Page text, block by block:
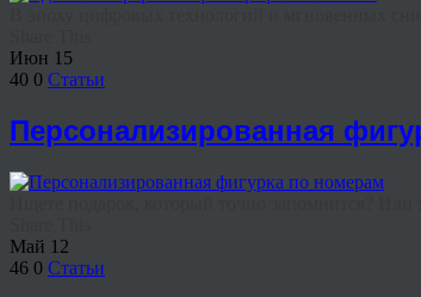
Июн 15
40 0 Статьи
Персонализированная
Май 12
46 0 Статьи